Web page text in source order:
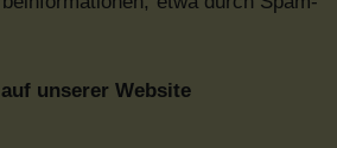
unserer Website